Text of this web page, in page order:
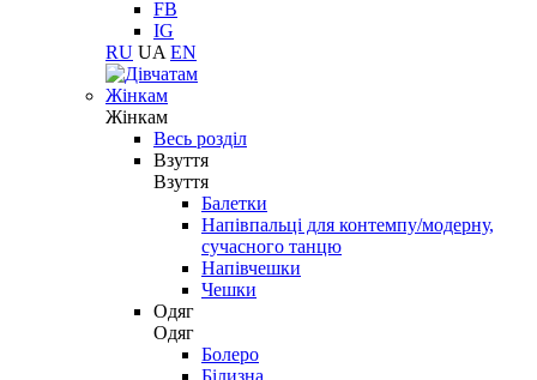
FB
IG
RU UA EN
Жінкам
Жінкам
Весь розділ
Взуття
Взуття
Балетки
Напівпальці для контемпу/модерну,
сучасного танцю
Напівчешки
Чешки
Одяг
Одяг
Болеро
Білизна